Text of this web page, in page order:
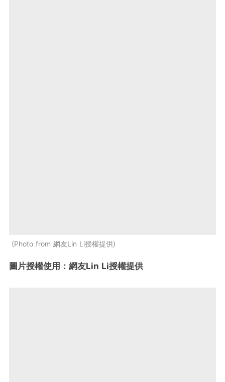
Photo from 網友Lin Li授權提供
圖片授權使用：網友Lin Li授權提供